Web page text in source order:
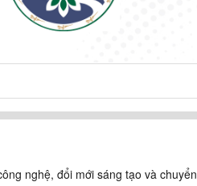
nghệ, đổi mới sáng tạo và